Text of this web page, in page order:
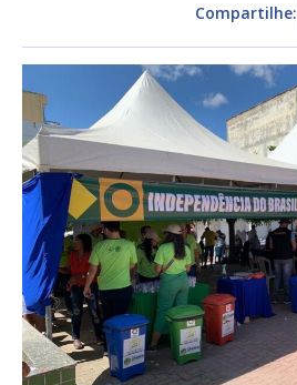
Compartilhe: